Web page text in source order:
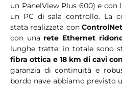
un PanelView Plus 600) e con
un PC di sala controllo. La
stata realizzata conControlNet
con una rete Ethernet
lunghe tratte: in totale sono
fibra ottica e 18 km di cavi
garanzia di continuità e
bordo nave abbiamo previsto